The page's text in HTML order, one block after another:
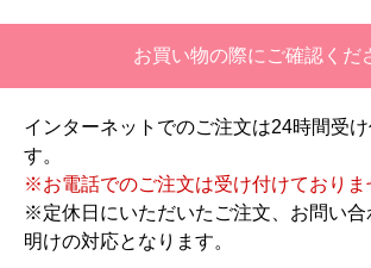
お買い物の際にご確認くだ
インターネットでのご注文は24時間受け
す。
※お電話でのご注文は受け付けておりま
※定休日にいただいたご注文、お問い合
明けの対応となります。